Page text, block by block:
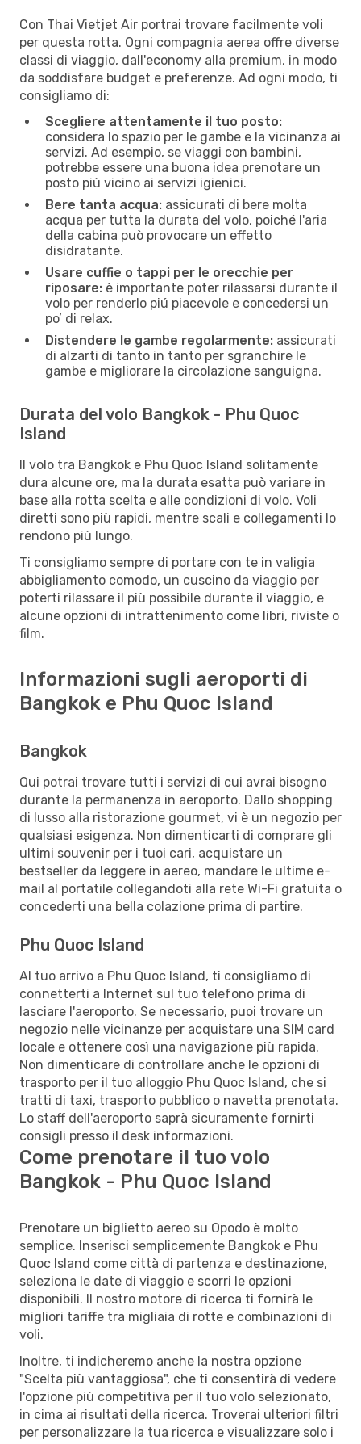
Con Thai Vietjet Air portrai trovare facilmente voli
per questa rotta. Ogni compagnia aerea offre diverse
classi di viaggio, dall'economy alla premium, in modo
da soddisfare budget e preferenze. Ad ogni modo, ti
consigliamo di:
Scegliere attentamente il tuo posto:
considera lo spazio per le gambe e la vicinanza ai
servizi. Ad esempio, se viaggi con bambini,
potrebbe essere una buona idea prenotare un
posto più vicino ai servizi igienici.
Bere tanta acqua: assicurati di bere molta
acqua per tutta la durata del volo, poiché l'aria
della cabina può provocare un effetto
disidratante.
Usare cuffie o tappi per le orecchie per
riposare: è importante poter rilassarsi durante il
volo per renderlo piú piacevole e concedersi un
po’ di relax.
Distendere le gambe regolarmente: assicurati
di alzarti di tanto in tanto per sgranchire le
gambe e migliorare la circolazione sanguigna.
Durata del volo Bangkok - Phu Quoc
Island
Il volo tra Bangkok e Phu Quoc Island solitamente
dura alcune ore, ma la durata esatta può variare in
base alla rotta scelta e alle condizioni di volo. Voli
diretti sono più rapidi, mentre scali e collegamenti lo
rendono più lungo.
Ti consigliamo sempre di portare con te in valigia
abbigliamento comodo, un cuscino da viaggio per
poterti rilassare il più possibile durante il viaggio, e
alcune opzioni di intrattenimento come libri, riviste o
film.
Informazioni sugli aeroporti di
Bangkok e Phu Quoc Island
Bangkok
Qui potrai trovare tutti i servizi di cui avrai bisogno
durante la permanenza in aeroporto. Dallo shopping
di lusso alla ristorazione gourmet, vi è un negozio per
qualsiasi esigenza. Non dimenticarti di comprare gli
ultimi souvenir per i tuoi cari, acquistare un
bestseller da leggere in aereo, mandare le ultime e-
mail al portatile collegandoti alla rete Wi-Fi gratuita o
concederti una bella colazione prima di partire.
Phu Quoc Island
Al tuo arrivo a Phu Quoc Island, ti consigliamo di
connetterti a Internet sul tuo telefono prima di
lasciare l'aeroporto. Se necessario, puoi trovare un
negozio nelle vicinanze per acquistare una SIM card
locale e ottenere così una navigazione più rapida.
Non dimenticare di controllare anche le opzioni di
trasporto per il tuo alloggio Phu Quoc Island, che si
tratti di taxi, trasporto pubblico o navetta prenotata.
Lo staff dell'aeroporto saprà sicuramente fornirti
consigli presso il desk informazioni.
Come prenotare il tuo volo
Bangkok - Phu Quoc Island
Prenotare un biglietto aereo su Opodo è molto
semplice. Inserisci semplicemente Bangkok e Phu
Quoc Island come città di partenza e destinazione,
seleziona le date di viaggio e scorri le opzioni
disponibili. Il nostro motore di ricerca ti fornirà le
migliori tariffe tra migliaia di rotte e combinazioni di
voli.
Inoltre, ti indicheremo anche la nostra opzione
"Scelta più vantaggiosa", che ti consentirà di vedere
l'opzione più competitiva per il tuo volo selezionato,
in cima ai risultati della ricerca. Troverai ulteriori filtri
per personalizzare la tua ricerca e visualizzare solo i